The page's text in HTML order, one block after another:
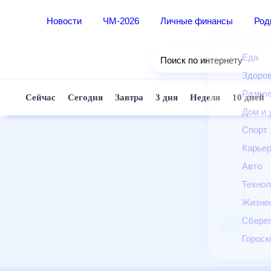
Новости ЧМ-2026 Личные финансы
Еда
Дом
Спорт
Авто
Поиск по интернету
Сейчас Сегодня Завтра 3 дня Неделя 10